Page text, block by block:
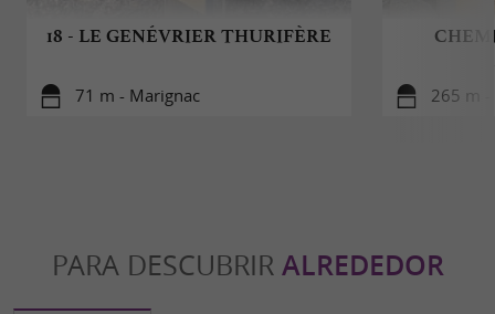
18 - LE GENÉVRIER THURIFÈRE
71 m - Marignac 265 m -
PARA DESCUBRIR ALREDEDOR